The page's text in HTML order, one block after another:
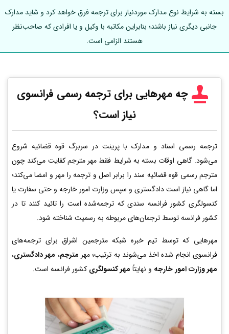
بسته به شرایط نوع مدارک موردنیاز برای ترجمه فرق خواهد کرد و شاید مدارک
جانبی دیگری نیاز باشند؛ بنابراین مکاتبه با وکیل و یا افرادی که صاحب‌نظر
هستند الزامی است.
چه مهرهایی برای ترجمه رسمی فرانسوی
نیاز است؟
ترجمه رسمی اسناد و مدارک با پرینت در سربرگ قوه قضائیه شروع
می‌شود. گاهی اوقات بسته به شرایط فقط مهر مترجم کفایت می‌کند چون
مترجم رسمی قوه قضائیه سند را برابر اصل و ترجمه را مهر و امضا می‌کند؛
اما گاهی نیاز است دادگستری و سپس وزارت امور خارجه و حتی سفارت یا
کنسولگری کشور فرانسه سندی که ترجمه‌شده است را تائید کنند تا در
کشور فرانسه توسط ترجمان‌های مربوطه به رسمیت شناخته شود.
مهرهایی که توسط تیم خبره شبکه مترجمین اشراق برای ترجمه‌های
فرانسوی انجام شده اخذ می‌شوند به ترتیب؛ مهر مترجم، مهر دادگستری،
مهر وزارت امور خارجه و نهایتاً مهر کنسولگری کشور فرانسه است.